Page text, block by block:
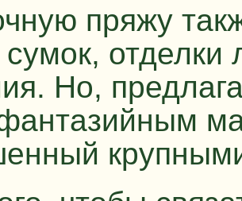
пряжу
отделки
Но,